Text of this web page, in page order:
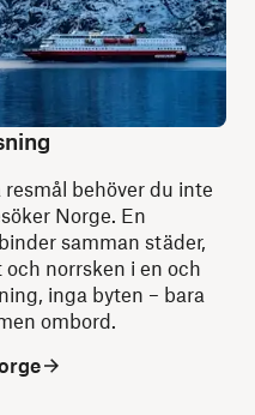
behöver du inte
Norge. En
samman städer,
norrsken i en och
inga byten – bara
ombord.